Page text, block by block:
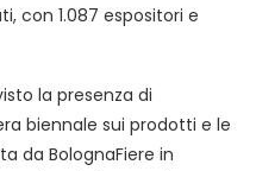
con 1.087 espositori e
la presenza di
biennale sui prodotti e le
da BolognaFiere in